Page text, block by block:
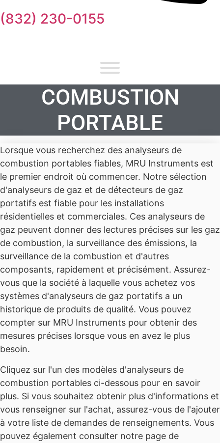
(832) 230-0155
COMBUSTION
PORTABLE
Lorsque vous recherchez des analyseurs de
combustion portables fiables, MRU Instruments est
le premier endroit où commencer. Notre sélection
d'analyseurs de gaz et de détecteurs de gaz
portatifs est fiable pour les installations
résidentielles et commerciales. Ces analyseurs de
gaz peuvent donner des lectures précises sur les gaz
de combustion, la surveillance des émissions, la
surveillance de la combustion et d'autres
composants, rapidement et précisément. Assurez-
vous que la société à laquelle vous achetez vos
systèmes d'analyseurs de gaz portatifs a un
historique de produits de qualité. Vous pouvez
compter sur MRU Instruments pour obtenir des
mesures précises lorsque vous en avez le plus
besoin.
Cliquez sur l'un des modèles d'analyseurs de
combustion portables ci-dessous pour en savoir
plus. Si vous souhaitez obtenir plus d'informations et
vous renseigner sur l'achat, assurez-vous de l'ajouter
à votre liste de demandes de renseignements. Vous
pouvez également consulter notre page de